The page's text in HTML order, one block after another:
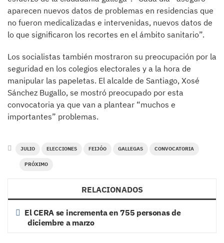
aparecen nuevos datos de problemas en residencias que
no fueron medicalizadas e intervenidas, nuevos datos de
lo que significaron los recortes en el ámbito sanitario”.
Los socialistas también mostraron su preocupación por la
seguridad en los colegios electorales y a la hora de
manipular las papeletas. El alcalde de Santiago, Xosé
Sánchez Bugallo, se mostró preocupado por esta
convocatoria ya que van a plantear “muchos e
importantes” problemas.
JULIO ELECCIONES FEIJÓO GALLEGAS CONVOCATORIA
PRÓXIMO
RELACIONADOS
El CERA se incrementa en 755 personas de
diciembre a marzo